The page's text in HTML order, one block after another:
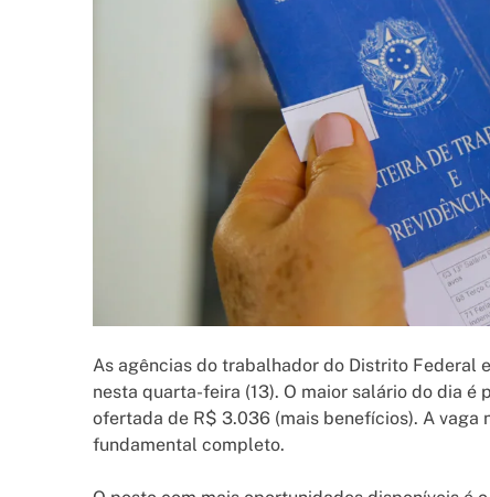
As agências do trabalhador do Distrito Federal
nesta quarta-feira (13). O maior salário do dia é
ofertada de R$ 3.036 (mais benefícios). A vaga
fundamental completo.